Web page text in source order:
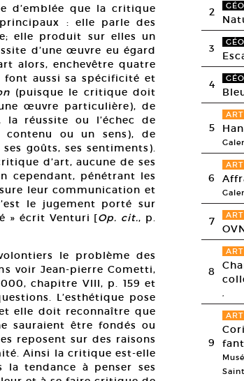
d’emblée que la critique
: elle parle des
elle produit sur elles un
d’une œuvre eu égard
alors, enchevêtre quatre
aussi sa spécificité et
(puisque le critique doit
œuvre particulière), de
réussite ou l’échec de
ou un sens), de
goûts, ses sentiments).
d’art, aucune de ses
cependant, pénétrant les
leur communication et
le jugement porté sur
» écrit Venturi [Op. cit., p.
le problème des
voir Jean-pierre Cometti,
chapitre VIII, p. 159 et
L’esthétique pose
elle doit reconnaître que
sauraient être fondés ou
reposent sur des raisons
Ainsi la critique est-elle
la tendance à penser ses
2
3
4
5
ART
6
ART
7 ART
8
ART
,
9
ART